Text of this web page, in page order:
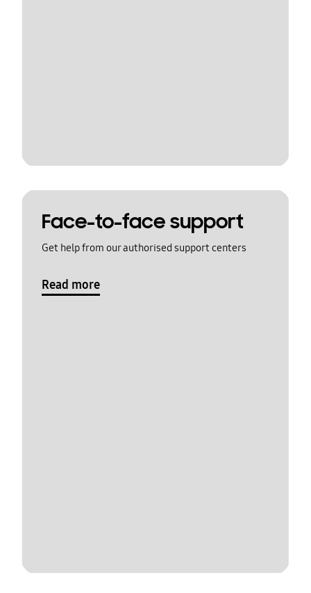
Face-to-face support
Get help from our authorised support centers
Read more